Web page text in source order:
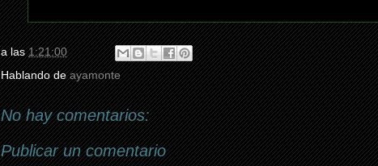
a las1:21:00
Hablando deayamonte
No hay comentarios:
Publicar un comentario